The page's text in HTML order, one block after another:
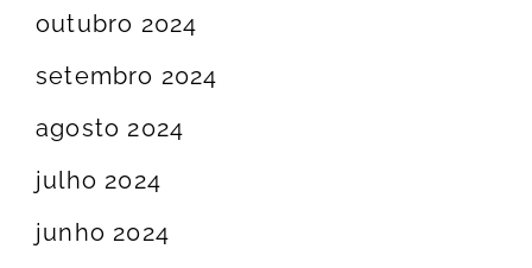
outubro 2024
setembro 2024
agosto 2024
julho 2024
junho 2024